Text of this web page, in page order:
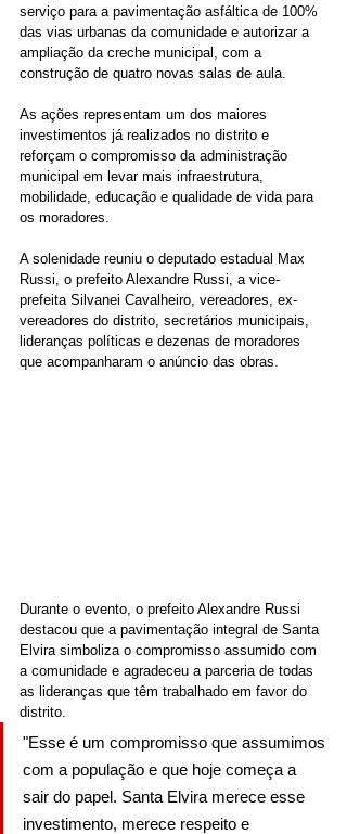
serviço para a pavimentação asfáltica de 100%
das vias urbanas da comunidade e autorizar a
ampliação da creche municipal, com a
construção de quatro novas salas de aula.
As ações representam um dos maiores
investimentos já realizados no distrito e
reforçam o compromisso da administração
municipal em levar mais infraestrutura,
mobilidade, educação e qualidade de vida para
os moradores.
A solenidade reuniu o deputado estadual Max
Russi, o prefeito Alexandre Russi, a vice-
prefeita Silvanei Cavalheiro, vereadores, ex-
vereadores do distrito, secretários municipais,
lideranças políticas e dezenas de moradores
que acompanharam o anúncio das obras.
Durante o evento, o prefeito Alexandre Russi
destacou que a pavimentação integral de Santa
Elvira simboliza o compromisso assumido com
a comunidade e agradeceu a parceria de todas
as lideranças que têm trabalhado em favor do
distrito.
"Esse é um compromisso que assumimos
com a população e que hoje começa a
sair do papel. Santa Elvira merece esse
investimento, merece respeito e